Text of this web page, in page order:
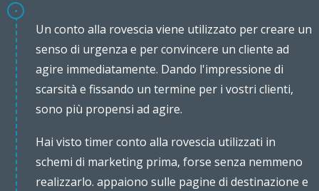
Un conto alla rovescia viene utilizzato per creare un
senso di urgenza e per convincere un cliente ad
agire immediatamente. Dando l'impressione di
scarsità e fissando un termine per i vostri clienti,
sono più propensi ad agire.
Hai visto timer conto alla rovescia utilizzati in
schemi di marketing prima, forse senza nemmeno
realizzarlo. appaiono sulle pagine di destinazione e